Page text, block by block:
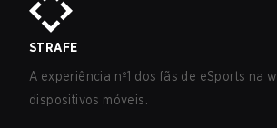
STRAFE
A experiência nº1 dos fãs de eSports na
dispositivos móveis.